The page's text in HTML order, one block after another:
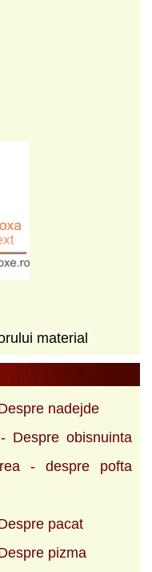
material
nadejde
Despre obisnuinta
- despre pofta
pacat
pizma